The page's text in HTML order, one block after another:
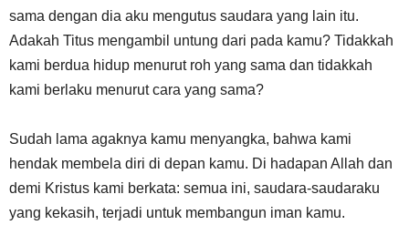
sama dengan dia aku mengutus saudara yang lain itu.
Adakah Titus mengambil untung dari pada kamu? Tidakkah
kami berdua hidup menurut roh yang sama dan tidakkah
kami berlaku menurut cara yang sama?
Sudah lama agaknya kamu menyangka, bahwa kami
hendak membela diri di depan kamu. Di hadapan Allah dan
demi Kristus kami berkata: semua ini, saudara-saudaraku
yang kekasih, terjadi untuk membangun iman kamu.